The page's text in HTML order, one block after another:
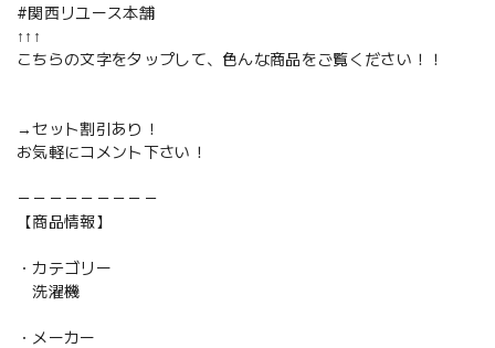
#関西リユース本舗
↑↑↑
こちらの文字をタップして、色んな商品をご覧ください！！
→セット割引あり！
お気軽にコメント下さい！
－－－－－－－－－
【商品情報】
・カテゴリー
洗濯機
・メーカー